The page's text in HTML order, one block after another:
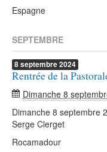
Espagne
SEPTEMBRE
8septembre2024
Rentrée de la
Dimanche 8
Dimanche 8 septembre
Serge Clerget
Rocamadour